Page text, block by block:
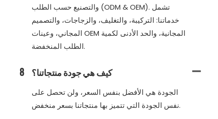
والتصنيع حسب الطلب (ODM & OEM). تشمل
خدماتنا: التركيبة، والتغليف، والزجاجات، والتصميم
المجاني، وعينات OEM المجانية، والحد الأدنى لكمية
الطلب المنخفضة.
8 كيف هي جودة منتجاتنا؟
الجودة هي الأفضل بنفس السعر، ولن تحصل على
نفس الجودة التي تتميز بها منتجاتنا بسعر منخفض.